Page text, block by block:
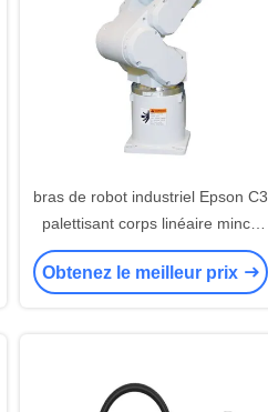
bras de robot industriel Epson C3
palettisant corps linéaire mince
bras de robot 6 axe
Obtenez le meilleur prix